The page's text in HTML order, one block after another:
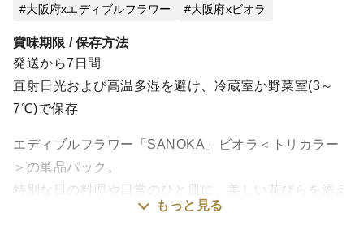
大阪府xエディブルフラワー
大阪府xビオラ
賞味期限 / 保存方法
発送から7日間
直射日光および高温多湿を避け、冷蔵室か野菜室(3～
7℃)で保存
エディブルフラワー「SANOKA」ビオラ＜トリカラー
＞の単品パック。
特別な日の料理や日常のひと皿に、美しい花びらを添え
るだけで、一瞬で華やかなテーブルを演出します。
もっと見る